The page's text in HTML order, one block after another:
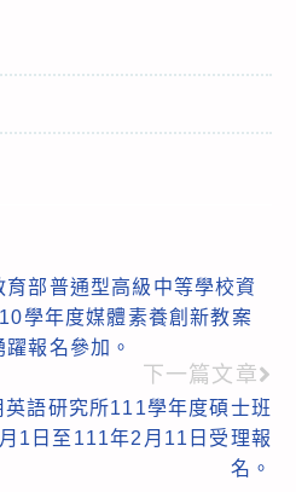
部普通型高級中等學校資
學年度媒體素養創新教案
報名參加。
下一篇文章
英語研究所111學年度碩士班
1日至111年2月11日受理報
名。